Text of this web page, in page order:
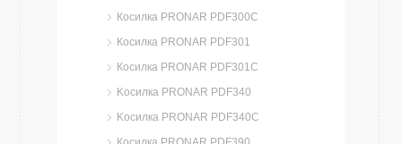
Косилка PRONAR PDF300C
Косилка PRONAR PDF301
Косилка PRONAR PDF301C
Kосилка PRONAR PDF340
Kосилка PRONAR PDF340C